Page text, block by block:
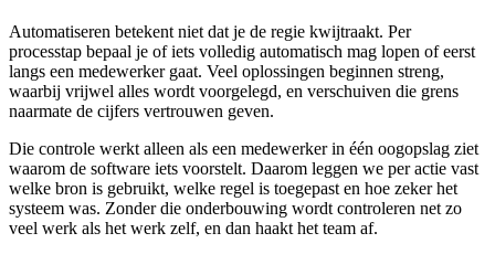
Automatiseren betekent niet dat je de regie kwijtraakt. Per
processtap bepaal je of iets volledig automatisch mag lopen of eerst
langs een medewerker gaat. Veel oplossingen beginnen streng,
waarbij vrijwel alles wordt voorgelegd, en verschuiven die grens
naarmate de cijfers vertrouwen geven.
Die controle werkt alleen als een medewerker in één oogopslag ziet
waarom de software iets voorstelt. Daarom leggen we per actie vast
welke bron is gebruikt, welke regel is toegepast en hoe zeker het
systeem was. Zonder die onderbouwing wordt controleren net zo
veel werk als het werk zelf, en dan haakt het team af.